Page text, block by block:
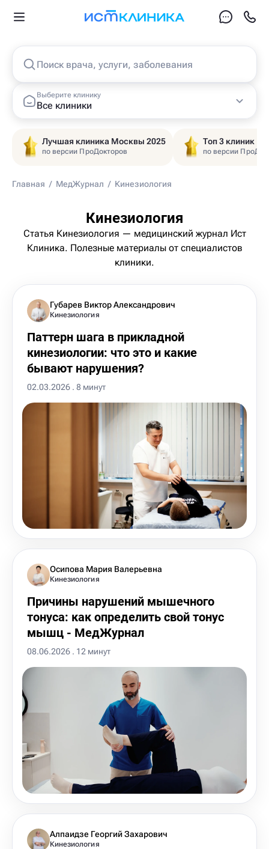
Поиск врача, услуги, заболевания
Выберите клинику
Все клиники
Лучшая клиника Москвы 2025
по версии ПроДокторов
Топ 3 клиник
по версии
Главная / МедЖурнал / Кинезиология
Кинезиология
Статья Кинезиология — медицинский журнал Ист
Клиника. Полезные материалы от специалистов
клиники.
Губарев Виктор Александрович
Кинезиология
Паттерн шага в прикладной
кинезиологии: что это и какие
бывают нарушения?
02.03.2026 . 8 минут
Осипова Мария Валерьевна
Кинезиология
Причины нарушений мышечного
тонуса: как определить свой тонус
мышц - МедЖурнал
08.06.2026 . 12 минут
Алпаидзе Георгий Захарович
Кинезиология